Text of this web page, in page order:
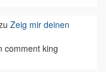
Zeig mir deinen
comment king